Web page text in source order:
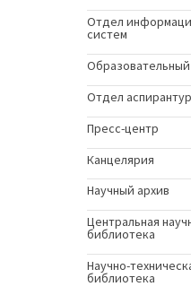
Отдел
систем
Отдел
Пресс-центр
Канцелярия
Научный архив
Центральная
библиотека
Научно-
библиотека